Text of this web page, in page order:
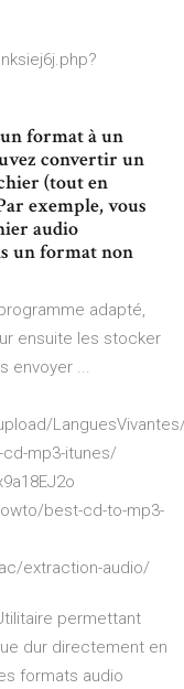
format à un
convertir un
(tout en
exemple, vous
audio
un format non
adapté,
ensuite les stocker
envoyer ...
mp3-itunes/
best-cd-to-mp3-
extraction-audio/
permettant
dur directement en
formats audio